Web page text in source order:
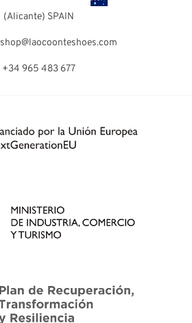
(Alicante) SPAIN
shop@laocoonteshoes.com
+34 965 483 677